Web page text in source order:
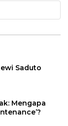
Saduto
Mengapa